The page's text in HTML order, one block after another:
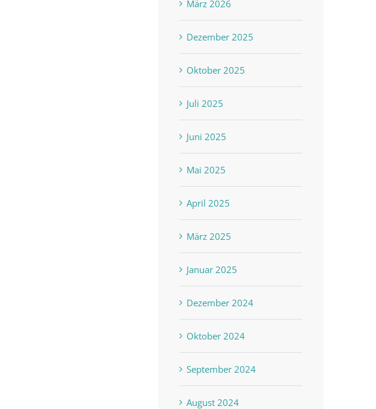
März 2026
Dezember 2025
Oktober 2025
Juli 2025
Juni 2025
Mai 2025
April 2025
März 2025
Januar 2025
Dezember 2024
Oktober 2024
September 2024
August 2024